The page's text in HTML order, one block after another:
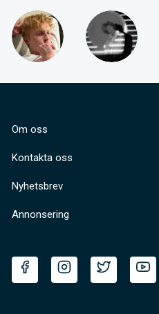
Om oss
Kontakta oss
Nyhetsbrev
Annonsering